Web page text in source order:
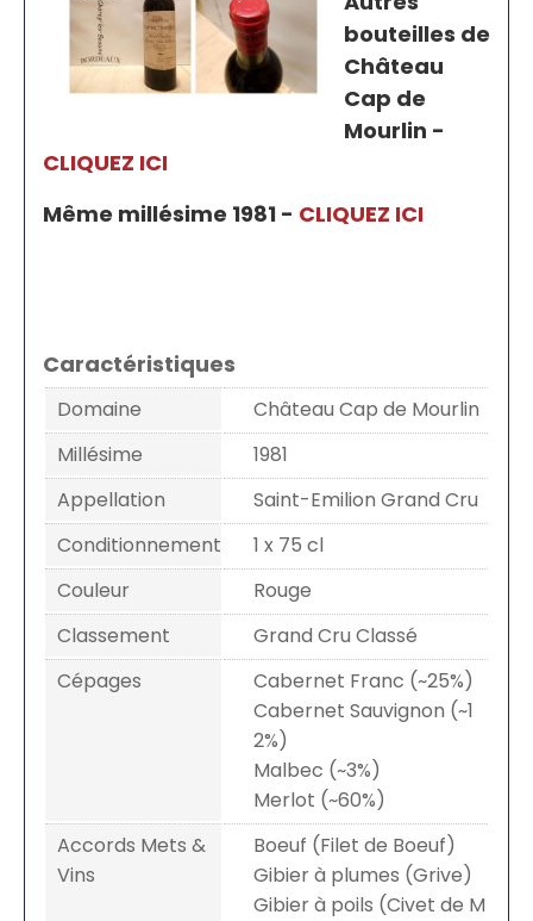
bouteilles de
Château
Cap de
Mourlin -
CLIQUEZ ICI
Même millésime 1981 - CLIQUEZ ICI
Caractéristiques
Domaine
Château Cap de Mourlin
Millésime
1981
Appellation
Saint-Emilion Grand Cru
Conditionnement
1 x 75 cl
Couleur
Rouge
Classement
Grand Cru Classé
Cépages
Cabernet Franc (~25%)
Cabernet Sauvignon (~1
2%)
Malbec (~3%)
Merlot (~60%)
Accords Mets &
Vins
Boeuf (Filet de Boeuf)
Gibier à plumes (Grive)
Gibier à poils (Civet de M